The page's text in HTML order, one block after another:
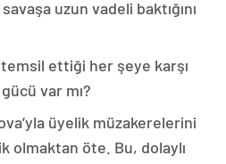
uzun vadeli baktığını
temsil ettiği her şeye karşı
var mı?
üyelik müzakerelerini
olmaktan öte. Bu, dolaylı